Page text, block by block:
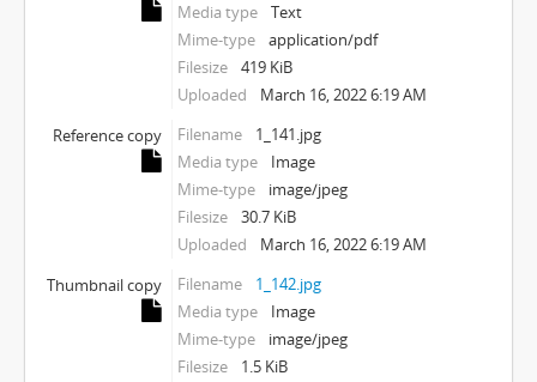
Media type
Text
Mime-type
application/pdf
Filesize
419 KiB
Uploaded
March 16, 2022 6:19 AM
Reference copy
Filename
1_141.jpg
Media type
Image
Mime-type
image/jpeg
Filesize
30.7 KiB
Uploaded
March 16, 2022 6:19 AM
Thumbnail copy
Filename
1_142.jpg
Media type
Image
Mime-type
image/jpeg
Filesize
1.5 KiB